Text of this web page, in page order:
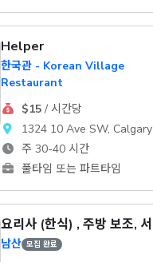
Helper
한국관 - Korean Village
Restaurant
$15/ 시간당
1324 10 Ave SW, Calgary
주 30-40 시간
풀타임 또는 파트타임
남산 모집 완료